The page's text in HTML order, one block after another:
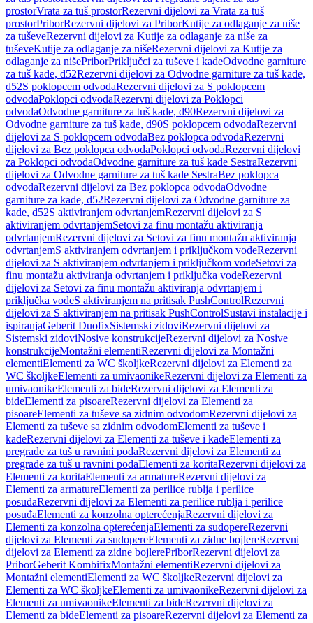
prostorVrata za tuš prostorRezervni dijelovi za Vrata za tuš
prostorPriborRezervni dijelovi za PriborKutije za odlaganje za niše
za tuševeRezervni dijelovi za Kutije za odlaganje za niše za
tuševeKutije za odlaganje za nišeRezervni dijelovi za Kutije za
odlaganje za nišePriborPriključci za tuševe i kadeOdvodne garniture
za tuš kade, d52Rezervni dijelovi za Odvodne garniture za tuš kade,
d52S poklopcem odvodaRezervni dijelovi za S poklopcem
odvodaPoklopci odvodaRezervni dijelovi za Poklopci
odvodaOdvodne garniture za tuš kade, d90Rezervni dijelovi za
Odvodne garniture za tuš kade, d90S poklopcem odvodaRezervni
dijelovi za S poklopcem odvodaBez poklopca odvodaRezervni
dijelovi za Bez poklopca odvodaPoklopci odvodaRezervni dijelovi
za Poklopci odvodaOdvodne garniture za tuš kade SestraRezervni
dijelovi za Odvodne garniture za tuš kade SestraBez poklopca
odvodaRezervni dijelovi za Bez poklopca odvodaOdvodne
garniture za kade, d52Rezervni dijelovi za Odvodne garniture za
kade, d52S aktiviranjem odvrtanjemRezervni dijelovi za S
aktiviranjem odvrtanjemSetovi za finu montažu aktiviranja
odvrtanjemRezervni dijelovi za Setovi za finu montažu aktiviranja
odvrtanjemS aktiviranjem odvrtanjem i priključkom vodeRezervni
dijelovi za S aktiviranjem odvrtanjem i priključkom vodeSetovi za
finu montažu aktiviranja odvrtanjem i priključka vodeRezervni
dijelovi za Setovi za finu montažu aktiviranja odvrtanjem i
priključka vodeS aktiviranjem na pritisak PushControlRezervni
dijelovi za S aktiviranjem na pritisak PushControlSustavi instalacije i
ispiranjaGeberit DuofixSistemski zidoviRezervni dijelovi za
Sistemski zidoviNosive konstrukcijeRezervni dijelovi za Nosive
konstrukcijeMontažni elementiRezervni dijelovi za Montažni
elementiElementi za WC školjkeRezervni dijelovi za Elementi za
WC školjkeElementi za umivaonikeRezervni dijelovi za Elementi za
umivaonikeElementi za bideRezervni dijelovi za Elementi za
bideElementi za pisoareRezervni dijelovi za Elementi za
pisoareElementi za tuševe sa zidnim odvodomRezervni dijelovi za
Elementi za tuševe sa zidnim odvodomElementi za tuševe i
kadeRezervni dijelovi za Elementi za tuševe i kadeElementi za
pregrade za tuš u ravnini podaRezervni dijelovi za Elementi za
pregrade za tuš u ravnini podaElementi za koritaRezervni dijelovi za
Elementi za koritaElementi za armatureRezervni dijelovi za
Elementi za armatureElementi za perilice rublja i perilice
posuđaRezervni dijelovi za Elementi za perilice rublja i perilice
posuđaElementi za konzolna opterećenjaRezervni dijelovi za
Elementi za konzolna opterećenjaElementi za sudopereRezervni
dijelovi za Elementi za sudopereElementi za zidne bojlereRezervni
dijelovi za Elementi za zidne bojlerePriborRezervni dijelovi za
PriborGeberit KombifixMontažni elementiRezervni dijelovi za
Montažni elementiElementi za WC školjkeRezervni dijelovi za
Elementi za WC školjkeElementi za umivaonikeRezervni dijelovi za
Elementi za umivaonikeElementi za bideRezervni dijelovi za
Elementi za bideElementi za pisoareRezervni dijelovi za Elementi za